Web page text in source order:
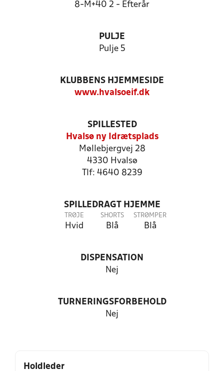
8-M+40 2 - Efterår
PULJE
Pulje 5
KLUBBENS HJEMMESIDE
www.hvalsoeif.dk
SPILLESTED
Hvalsø ny Idrætsplads
Møllebjergvej 28
4330 Hvalsø
Tlf: 4640 8239
SPILLEDRAGT HJEMME
TRØJE
Hvid
SHORTS
Blå
STRØMPER
Blå
DISPENSATION
Nej
TURNERINGSFORBEHOLD
Nej
Holdleder